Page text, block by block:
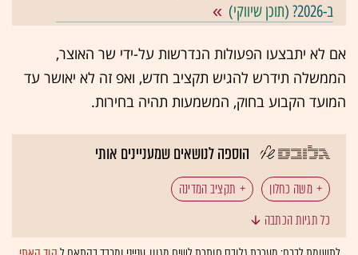
ב-2026? (
תוכן שיווקי)
אם לא יתבצעו הפעולות הנדרשות על-ידי שר האוצר,
הממשלה תידרש להגיש תקציב חדש, ואפ זה לא יאושר עד
המועד הקבוע בחוק, המשמעות תהיה בחירות.
הוספה לנושאים שמעניינים אותי
משה כחלון
תקציב המדינה
כל תגיות הכתבה